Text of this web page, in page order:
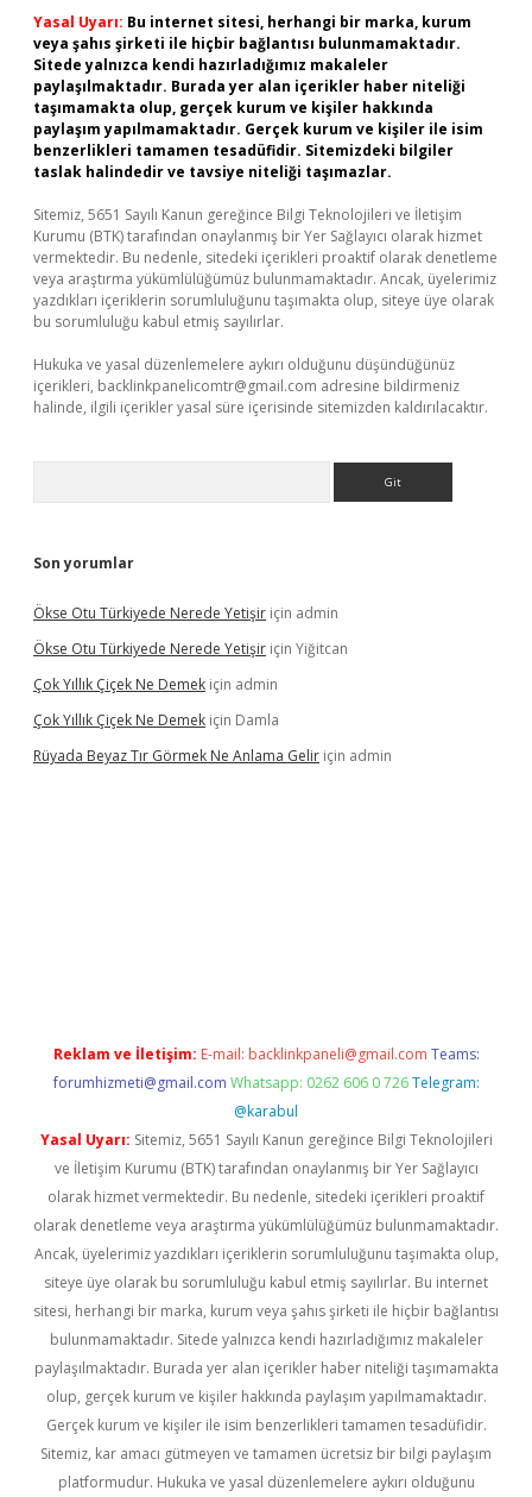
Yasal Uyarı: Bu internet sitesi, herhangi bir marka, kurum
veya şahıs şirketi ile hiçbir bağlantısı bulunmamaktadır.
Sitede yalnızca kendi hazırladığımız makaleler
paylaşılmaktadır. Burada yer alan içerikler haber niteliği
taşımamakta olup, gerçek kurum ve kişiler hakkında
paylaşım yapılmamaktadır. Gerçek kurum ve kişiler ile isim
benzerlikleri tamamen tesadüfidir. Sitemizdeki bilgiler
taslak halindedir ve tavsiye niteliği taşımazlar.
Sitemiz, 5651 Sayılı Kanun gereğince Bilgi Teknolojileri ve İletişim
Kurumu (BTK) tarafından onaylanmış bir Yer Sağlayıcı olarak hizmet
vermektedir. Bu nedenle, sitedeki içerikleri proaktif olarak denetleme
veya araştırma yükümlülüğümüz bulunmamaktadır. Ancak, üyelerimiz
yazdıkları içeriklerin sorumluluğunu taşımakta olup, siteye üye olarak
bu sorumluluğu kabul etmiş sayılırlar.
Hukuka ve yasal düzenlemelere aykırı olduğunu düşündüğünüz
içerikleri, backlinkpanelicomtr@gmail.com adresine bildirmeniz
halinde, ilgili içerikler yasal süre içerisinde sitemizden kaldırılacaktır.
Son yorumlar
Ökse Otu Türkiyede Nerede Yetişir için admin
Ökse Otu Türkiyede Nerede Yetişir için Yiğitcan
Çok Yıllık Çiçek Ne Demek için admin
Çok Yıllık Çiçek Ne Demek için Damla
Rüyada Beyaz Tır Görmek Ne Anlama Gelir için admin
Reklam ve İletişim: E-mail: backlinkpaneli@gmail.com Teams:
forumhizmeti@gmail.com Whatsapp: 0262 606 0 726 Telegram:
@karabul
Yasal Uyarı: Sitemiz, 5651 Sayılı Kanun gereğince Bilgi Teknolojileri
ve İletişim Kurumu (BTK) tarafından onaylanmış bir Yer Sağlayıcı
olarak hizmet vermektedir. Bu nedenle, sitedeki içerikleri proaktif
olarak denetleme veya araştırma yükümlülüğümüz bulunmamaktadır.
Ancak, üyelerimiz yazdıkları içeriklerin sorumluluğunu taşımakta olup,
siteye üye olarak bu sorumluluğu kabul etmiş sayılırlar. Bu internet
sitesi, herhangi bir marka, kurum veya şahıs şirketi ile hiçbir bağlantısı
bulunmamaktadır. Sitede yalnızca kendi hazırladığımız makaleler
paylaşılmaktadır. Burada yer alan içerikler haber niteliği taşımamakta
olup, gerçek kurum ve kişiler hakkında paylaşım yapılmamaktadır.
Gerçek kurum ve kişiler ile isim benzerlikleri tamamen tesadüfidir.
Sitemiz, kar amacı gütmeyen ve tamamen ücretsiz bir bilgi paylaşım
platformudur. Hukuka ve yasal düzenlemelere aykırı olduğunu